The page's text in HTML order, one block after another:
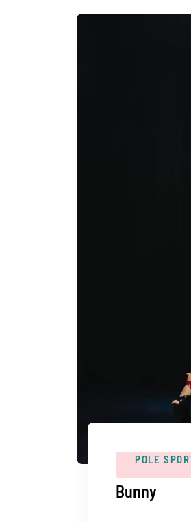
POLE
Bunny